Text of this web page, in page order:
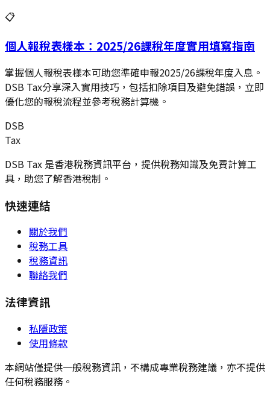
📋
個人報稅表樣本：2025/26課稅年度實用填寫指南
掌握個人報稅表樣本可助您準確申報2025/26課稅年度入息。
DSB Tax分享深入實用技巧，包括扣除項目及避免錯誤，立即
優化您的報稅流程並參考稅務計算機。
DSB
Tax
DSB Tax 是香港稅務資訊平台，提供稅務知識及免費計算工
具，助您了解香港稅制。
快速連結
關於我們
稅務工具
稅務資訊
聯絡我們
法律資訊
私隱政策
使用條款
本網站僅提供一般稅務資訊，不構成專業稅務建議，亦不提供
任何稅務服務。